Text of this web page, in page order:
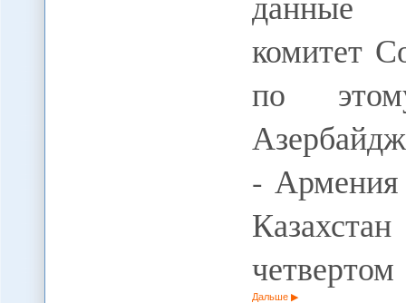
комитет
по
- Армения
Дальше